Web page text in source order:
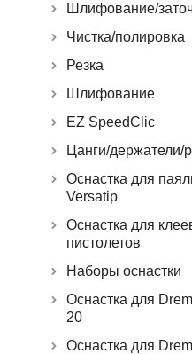
Шлифование/
Чистка/полировка
Резка
Шлифование
EZ SpeedClic
Цанги/держатели/
Оснастка для
Versatip
Оснастка для
пистолетов
Наборы оснастки
Оснастка для
20
Оснастка для